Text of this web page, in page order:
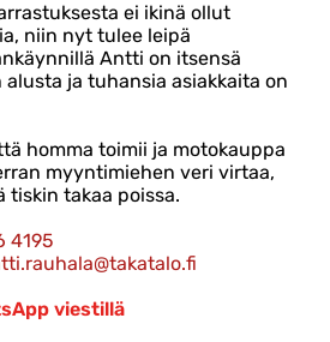
ei ikinä ollut
niin nyt tulee leipä
Antti on itsensä
ja tuhansia asiakkaita on
homma toimii ja motokauppa
myyntimiehen veri virtaa,
tiskin takaa poissa.
4195
viestillä